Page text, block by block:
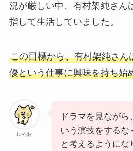
況が厳しい中、有村架純さん
指して生活していました。
この目標から、有村架純さん
優という仕事に興味を持ち始
にゃお
ドラマを見ながら
いう演技をするな
と考えるようにな